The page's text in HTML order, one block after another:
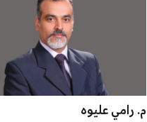
م. جمانة أبو حمد